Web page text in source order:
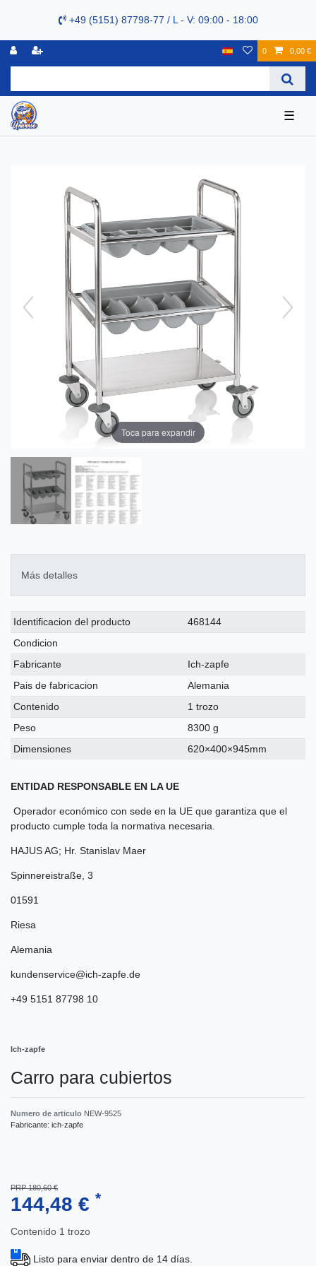
+49 (5151) 87798-77 / L - V: 09:00 - 18:00
0 0,00 €
☰
Toca para expandir
Más detalles
Ceres::Template.singleItemTechnicalDataAttribute
Ceres::Template.singleItemTechnicalDataValue
Identificacion del producto
468144
Condicion
Fabricante
Ich-zapfe
Pais de fabricacion
Alemania
Contenido
1 trozo
Peso
8300 g
Dimensiones
620×400×945mm
ENTIDAD RESPONSABLE EN LA UE
Operador económico con sede en la UE que garantiza que el
producto cumple toda la normativa necesaria.
HAJUS AG; Hr. Stanislav Maer
Spinnereistraße 3
01591
Riesa
Alemania
kundenservice@ich-zapfe.de
+49 5151 87798 10
Ich-zapfe
Carro para cubiertos
Numero de articulo NEW-9525
Fabricante: ich-zapfe
PRP 180,60 €
144,48 € *
Contenido 1 trozo
Listo para enviar dentro de 14 días.